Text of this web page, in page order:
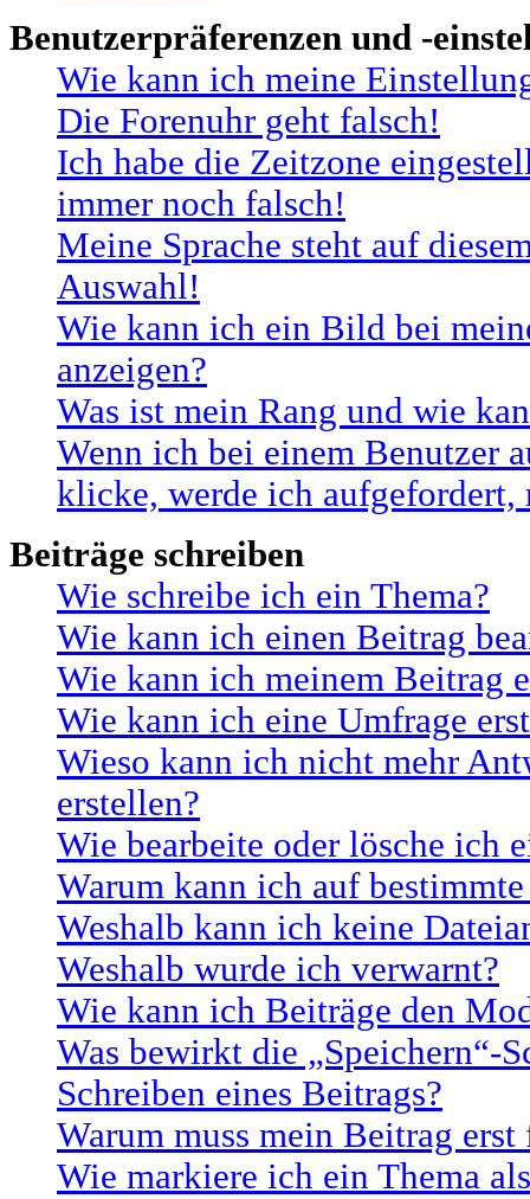
Benutzerpräferenzen und -
Wie kann ich meine
Die Forenuhr geht falsch!
Ich habe die Zeitzone
immer noch falsch!
Meine Sprache steht auf
Auswahl!
Wie kann ich ein Bild bei
anzeigen?
Was ist mein Rang und wie
Wenn ich bei einem Benutzer
klicke, werde ich aufgefordert,
Beiträge schreiben
Wie schreibe ich ein Thema?
Wie kann ich einen Beitrag
Wie kann ich meinem Beitrag
Wie kann ich eine Umfrage
Wieso kann ich nicht mehr
erstellen?
Wie bearbeite oder lösche ich
Warum kann ich auf
Weshalb kann ich keine
Weshalb wurde ich verwarnt?
Wie kann ich Beiträge den
Was bewirkt die „Speichern“-
Schreiben eines Beitrags?
Warum muss mein Beitrag erst
Wie markiere ich ein Thema